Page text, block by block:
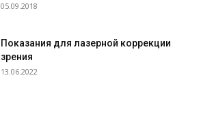
05.09.2018
Показания для лазерной коррекции
зрения
13.06.2022